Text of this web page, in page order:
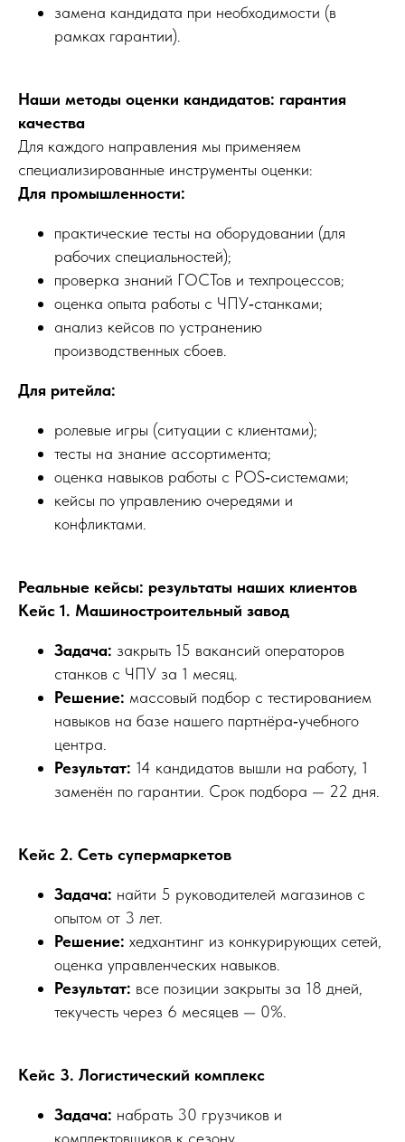
замена кандидата при необходимости (в
рамках гарантии).
Наши методы оценки кандидатов: гарантия
качества
Для каждого направления мы применяем
специализированные инструменты оценки:
Для промышленности:
практические тесты на оборудовании (для
рабочих специальностей);
проверка знаний ГОСТов и техпроцессов;
оценка опыта работы с ЧПУ‑станками;
анализ кейсов по устранению
производственных сбоев.
Для ритейла:
ролевые игры (ситуации с клиентами);
тесты на знание ассортимента;
оценка навыков работы с POS‑системами;
кейсы по управлению очередями и
конфликтами.
Реальные кейсы: результаты наших клиентов
Кейс 1. Машиностроительный завод
Задача: закрыть 15 вакансий операторов
станков с ЧПУ за 1 месяц.
Решение: массовый подбор с тестированием
навыков на базе нашего партнёра‑учебного
центра.
Результат: 14 кандидатов вышли на работу, 1
заменён по гарантии. Срок подбора — 22 дня.
Кейс 2. Сеть супермаркетов
Задача: найти 5 руководителей магазинов с
опытом от 3 лет.
Решение: хедхантинг из конкурирующих сетей,
оценка управленческих навыков.
Результат: все позиции закрыты за 18 дней,
текучесть через 6 месяцев — 0%.
Кейс 3. Логистический комплекс
Задача: набрать 30 грузчиков и
комплектовщиков к сезону.